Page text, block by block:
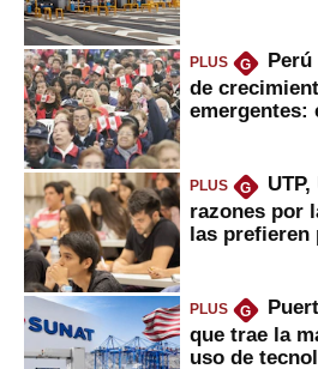
PLUS G
de
emergentes:
PLUS G
razones por
las prefieren
PLUS G
que trae la
uso de